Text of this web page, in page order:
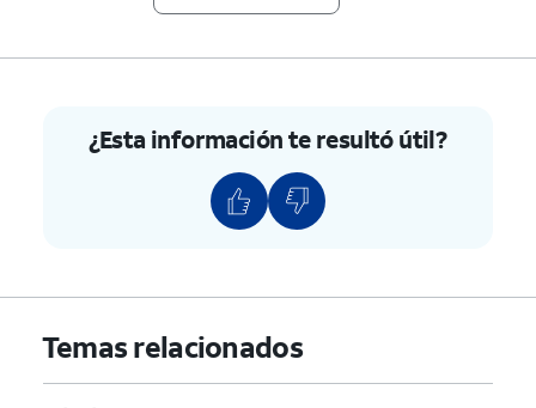
¿Esta información te resultó útil?
Temas relacionados